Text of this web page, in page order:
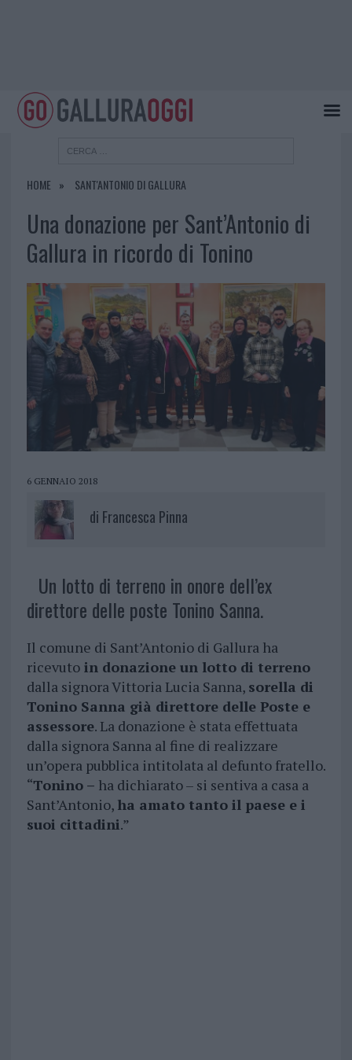
HOME SANT'ANTONIO DI GALLURA
Una donazione per Sant’Antonio di
Gallura in ricordo di Tonino
6 GENNAIO 2018
di Francesca Pinna
Un lotto di terreno in onore dell’ex
direttore delle poste Tonino Sanna.
Il comune di Sant’Antonio di Gallura ha
ricevutoin donazione un lotto di terreno
dalla signora Vittoria Lucia Sanna, sorella di
Tonino Sanna già direttore delle Poste e
assessore. La donazione è stata effettuata
dalla signora Sanna al fine di realizzare
un’opera pubblica intitolata al defunto fratello.
“Tonino – ha dichiarato – si sentiva a casa a
Sant’Antonio, ha amato tanto il paese e i
suoi cittadini.”